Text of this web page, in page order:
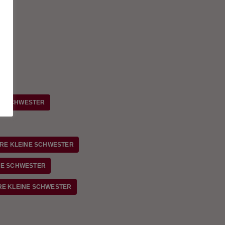
SCHWESTER
KLEINE SCHWESTER
SCHWESTER
KLEINE SCHWESTER